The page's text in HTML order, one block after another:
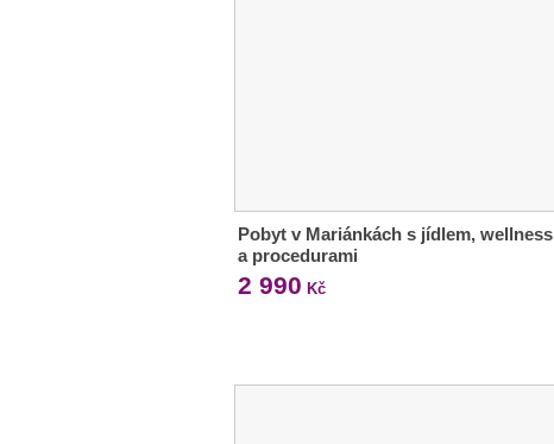
Pobyt v Mariánkách s jídlem, wellness
a procedurami
2 990 Kč